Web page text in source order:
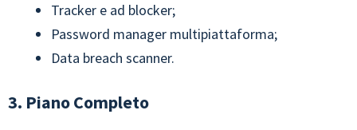
Tracker e ad blocker;
Password manager multipiattaforma;
Data breach scanner.
3. Piano Completo